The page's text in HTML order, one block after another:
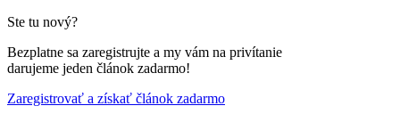
Ste tu nový?
Bezplatne sa zaregistrujte a my vám na privítanie
darujeme jeden článok zadarmo!
Zaregistrovať a získať článok zadarmo